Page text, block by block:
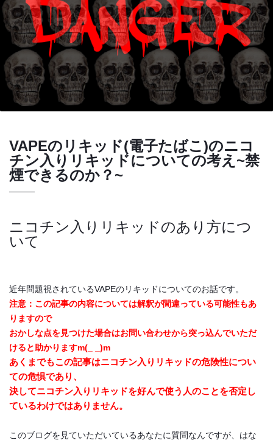
VAPEのリキッド(電子たばこ)のニコ
チン入りリキッドについての考え~禁
煙できるのか？~
ニコチン入りリキッドのあり方につ
いて
近年問題視されているVAPEのリキッドについてのお話です。
注意：この記事の内容については解釈が間違っている可能性もあ
りますので
おかしな点を見つけた場合はお問い合わせから突っ込んでいただ
けると助かりますm(_ _)m
あくまでもこの記事はニコチン入りリキッドの危険性につい
ての危惧であり、
決してニコチン入りリキッドを好んで使う人のことを否定し
ているわけではありません。
このブログを見ていただいているあなたに質問なんですが、はな